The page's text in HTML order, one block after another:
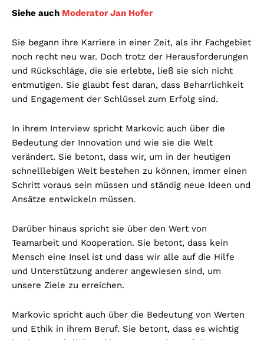
Siehe auch Moderator Jan Hofer
Sie begann ihre Karriere in einer Zeit, als ihr Fachgebiet
noch recht neu war. Doch trotz der Herausforderungen
und Rückschläge, die sie erlebte, ließ sie sich nicht
entmutigen. Sie glaubt fest daran, dass Beharrlichkeit
und Engagement der Schlüssel zum Erfolg sind.
In ihrem Interview spricht Markovic auch über die
Bedeutung der Innovation und wie sie die Welt
verändert. Sie betont, dass wir, um in der heutigen
schnelllebigen Welt bestehen zu können, immer einen
Schritt voraus sein müssen und ständig neue Ideen und
Ansätze entwickeln müssen.
Darüber hinaus spricht sie über den Wert von
Teamarbeit und Kooperation. Sie betont, dass kein
Mensch eine Insel ist und dass wir alle auf die Hilfe
und Unterstützung anderer angewiesen sind, um
unsere Ziele zu erreichen.
Markovic spricht auch über die Bedeutung von Werten
und Ethik in ihrem Beruf. Sie betont, dass es wichtig